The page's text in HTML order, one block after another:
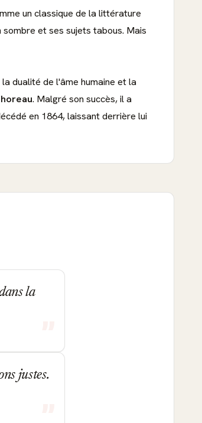
un classique de la littérature
et ses sujets tabous. Mais
dualité de l'âme humaine et la
. Malgré son succès, il a
en 1864, laissant derrière lui
la
justes.